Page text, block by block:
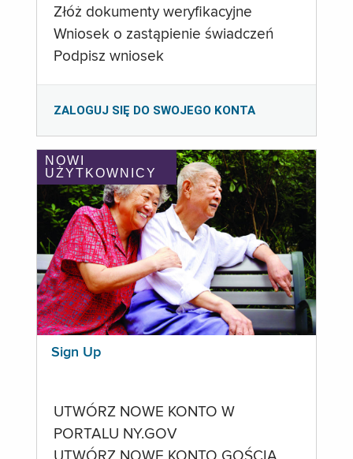
Złóż dokumenty weryfikacyjne
Wniosek o zastąpienie świadczeń
Podpisz wniosek
ZALOGUJ SIĘ DO SWOJEGO KONTA
NOWI
UŻYTKOWNICY
Sign Up
UTWÓRZ NOWE KONTO W
PORTALU NY.GOV